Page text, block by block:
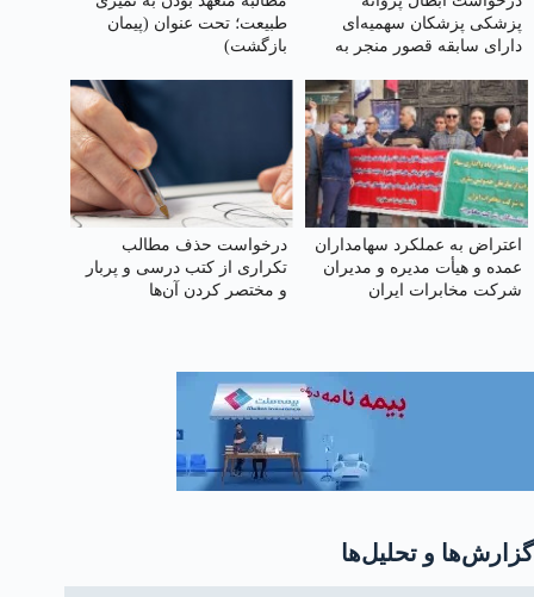
پزشکی پزشکان سهمیه‌ای
دارای سابقه قصور منجر به
طبیعت؛ تحت عنوان (پیمان
بازگشت)
اعتراض به عملکرد سهامداران
عمده و هیأت مدیره و مدیران
شرکت مخابرات ایران
درخواست حذف مطالب
تکراری از کتب درسی و پربار
و مختصر کردن آن‌ها
گزارش‌ها و تحلیل‌ها